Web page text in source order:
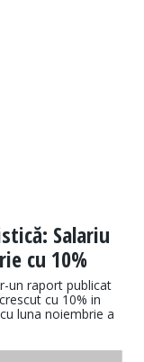
Salariu
cu 10%
un raport publicat
cu 10% in
luna noiembrie a